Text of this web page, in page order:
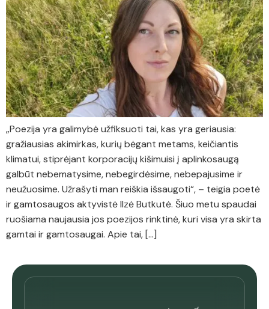
„Poezija yra galimybė užfiksuoti tai, kas yra geriausia:
gražiausias akimirkas, kurių bėgant metams, keičiantis
klimatui, stiprėjant korporacijų kišimuisi į aplinkosaugą
galbūt nebematysime, nebegirdėsime, nebepajusime ir
neužuosime. Užrašyti man reiškia išsaugoti“, – teigia poetė
ir gamtosaugos aktyvistė Ilzė Butkutė. Šiuo metu spaudai
ruošiama naujausia jos poezijos rinktinė, kuri visa yra skirta
gamtai ir gamtosaugai. Apie tai, […]